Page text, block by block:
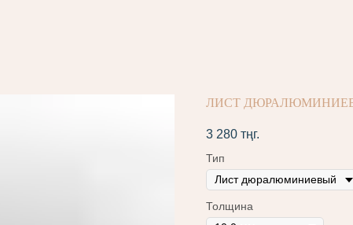
ЛИСТ
3 280 тңг.
Тип
Толщина